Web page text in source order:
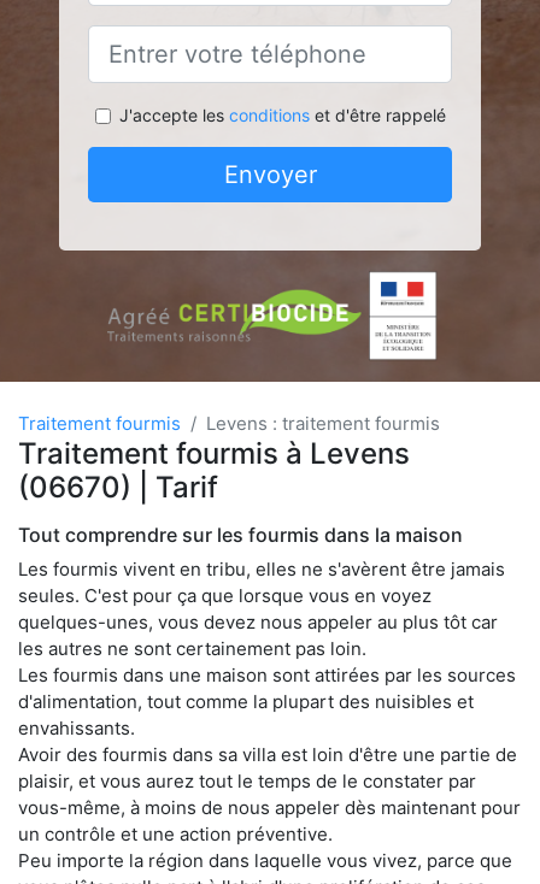
J'accepte les conditionset d'être rappelé
Envoyer
Traitement fourmis Levens : traitement fourmis
Traitement fourmis à Levens
(06670) | Tarif
Tout comprendre sur les fourmis dans la maison
Les fourmis vivent en tribu, elles ne s'avèrent être jamais
seules. C'est pour ça que lorsque vous en voyez
quelques-unes, vous devez nous appeler au plus tôt car
les autres ne sont certainement pas loin.
Les fourmis dans une maison sont attirées par les sources
d'alimentation, tout comme la plupart des nuisibles et
envahissants.
Avoir des fourmis dans sa villa est loin d'être une partie de
plaisir, et vous aurez tout le temps de le constater par
vous-même, à moins de nous appeler dès maintenant pour
un contrôle et une action préventive.
Peu importe la région dans laquelle vous vivez, parce que